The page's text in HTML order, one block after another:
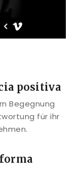
positiva
Begegnung
für ihr